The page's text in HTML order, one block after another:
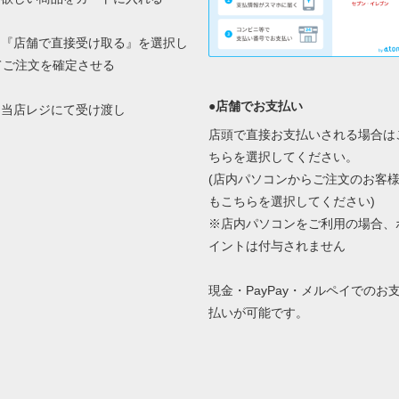
店舗で直接受け取る』を選択し
ご注文を確定させる
店レジにて受け渡し
●店舗でお支払い
店頭で直接お支払いされる場合は
ちらを選択してください。
(店内パソコンからご注文のお客様
もこちらを選択してください)
※店内パソコンをご利用の場合、
イントは付与されません
現金・PayPay・メルペイでのお
払いが可能です。